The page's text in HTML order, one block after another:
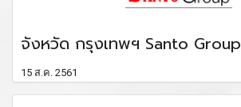
จังหวัด กรุงเทพฯ Santo Group
15 ส.ค. 2561